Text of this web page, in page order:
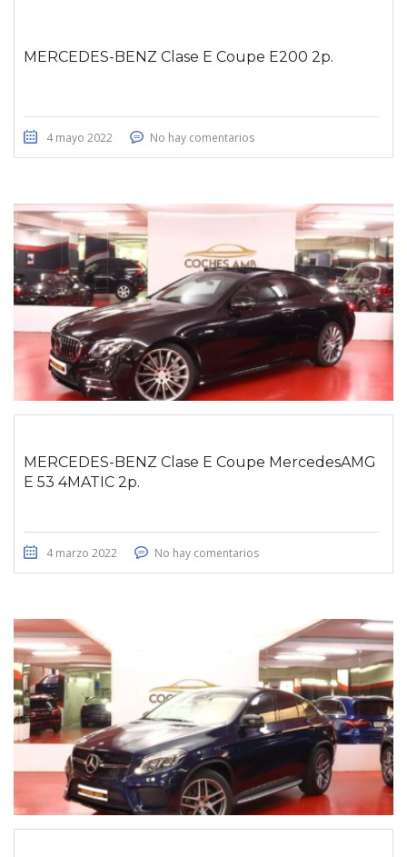
MERCEDES-BENZ Clase E Coupe E200 2p.
4 mayo 2022 No hay comentarios
MERCEDES-BENZ Clase E Coupe MercedesAMG
E 53 4MATIC 2p.
4 marzo 2022 No hay comentarios